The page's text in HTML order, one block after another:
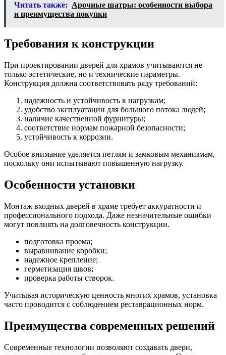
Читать также: Арочные шатры: особенности выбора
и преимущества покупки
Требования к конструкции
При проектировании дверей для храмов учитываются не
только эстетические, но и технические параметры.
Конструкция должна соответствовать ряду требований:
надежность и устойчивость к нагрузкам;
удобство эксплуатации для большого потока людей;
наличие качественной фурнитуры;
соответствие нормам пожарной безопасности;
устойчивость к коррозии.
Особое внимание уделяется петлям и замковым механизмам,
поскольку они испытывают повышенную нагрузку.
Особенности установки
Монтаж входных дверей в храме требует аккуратности и
профессионального подхода. Даже незначительные ошибки
могут повлиять на долговечность конструкции.
подготовка проема;
выравнивание коробки;
надежное крепление;
герметизация швов;
проверка работы створок.
Учитывая историческую ценность многих храмов, установка
часто проводится с соблюдением реставрационных норм.
Преимущества современных решений
Современные технологии позволяют создавать двери,